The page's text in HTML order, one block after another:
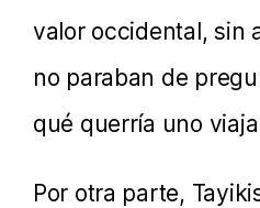
valor occidental, sin
no paraban de
qué querría uno
Por otra parte,